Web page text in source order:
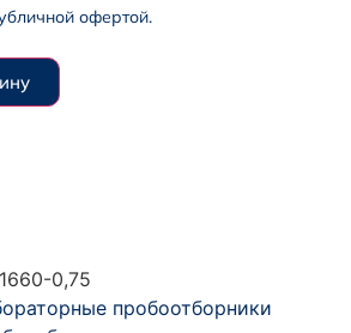
офертой.
0,75
пробоотборники